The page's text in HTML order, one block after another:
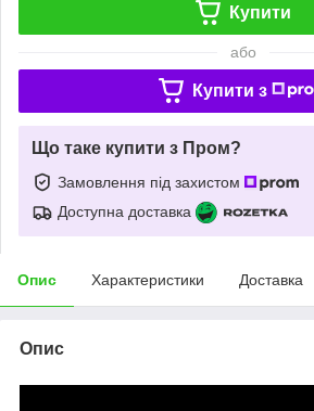
Купити
або
Купити з
Що таке купити з Пром?
Замовлення під захистом
Доступна доставка
Опис Характеристики Доставка
Опис